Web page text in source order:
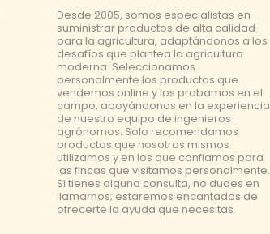
Desde 2005, somos especialistas en
suministrar productos de alta calidad
para la agricultura, adaptándonos a los
desafíos que plantea la agricultura
moderna. Seleccionamos
personalmente los productos que
vendemos online y los probamos en el
campo, apoyándonos en la experiencia
de nuestro equipo de ingenieros
agrónomos. Solo recomendamos
productos que nosotros mismos
utilizamos y en los que confiamos para
las fincas que visitamos personalmente.
Si tienes alguna consulta, no dudes en
llamarnos; estaremos encantados de
ofrecerte la ayuda que necesitas.